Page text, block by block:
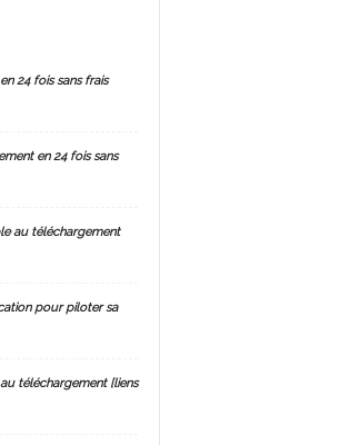
24 fois sans frais
en 24 fois sans
au téléchargement
pour piloter sa
téléchargement [liens